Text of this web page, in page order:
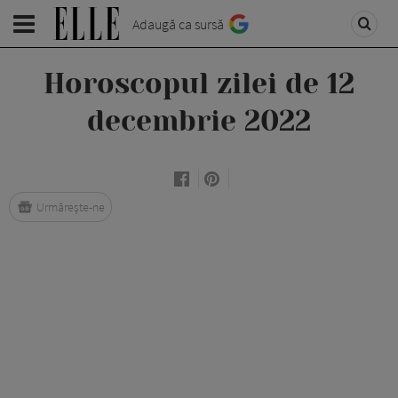
Adaugă ca sursă
Horoscopul zilei de 12
decembrie 2022
Urmărește-ne